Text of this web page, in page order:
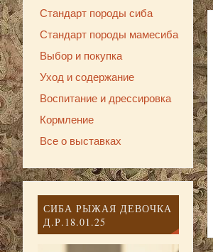
Стандарт породы сиба
Стандарт породы мамесиба
Выбор и покупка
Уход и содержание
Воспитание и дрессировка
Кормление
Все о выставках
СИБА РЫЖАЯ ДЕВОЧКА
Д.Р.18.01.25